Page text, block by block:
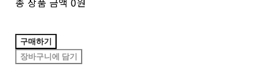
구매하기
장바구니에 담기